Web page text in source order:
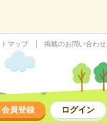
マップ 掲載のお問い合わせ
会員登録 ログイン